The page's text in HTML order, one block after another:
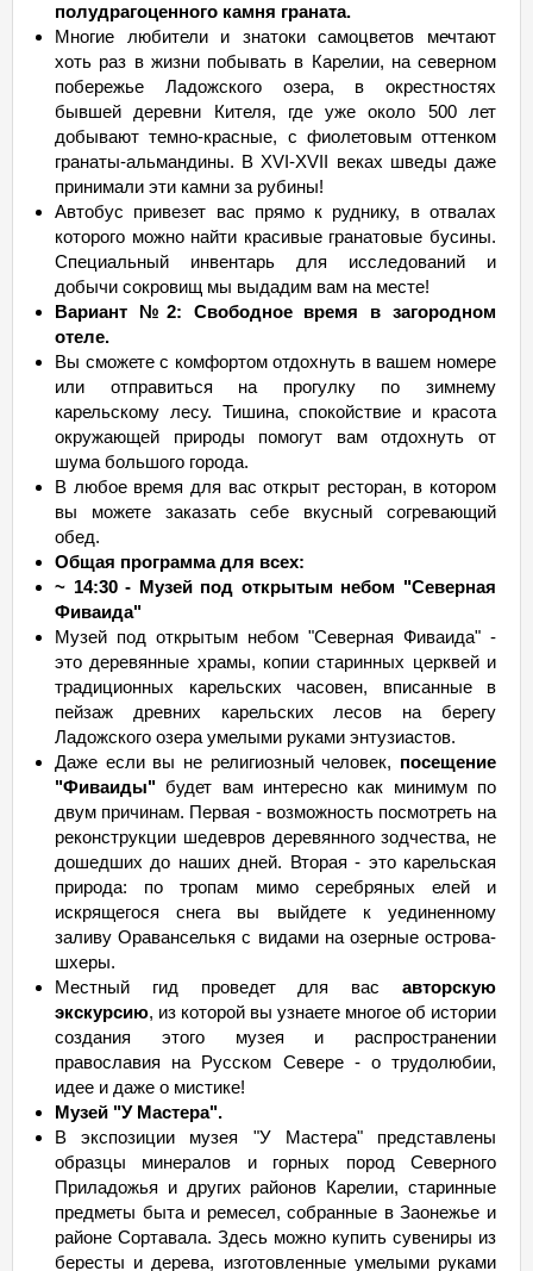
полудрагоценного камня граната.
Многие любители и знатоки самоцветов мечтают
хоть раз в жизни побывать в Карелии, на северном
побережье Ладожского озера, в окрестностях
бывшей деревни Кителя, где уже около 500 лет
добывают темно-красные, с фиолетовым оттенком
гранаты-альмандины. В XVI-XVII веках шведы даже
принимали эти камни за рубины!
Автобус привезет вас прямо к руднику, в отвалах
которого можно найти красивые гранатовые бусины.
Специальный инвентарь для исследований и
добычи сокровищ мы выдадим вам на месте!
Вариант №2: Свободное время в загородном
отеле.
Вы сможете с комфортом отдохнуть в вашем номере
или отправиться на прогулку по зимнему
карельскому лесу. Тишина, спокойствие и красота
окружающей природы помогут вам отдохнуть от
шума большого города.
В любое время для вас открыт ресторан, в котором
вы можете заказать себе вкусный согревающий
обед.
Общая программа для всех:
~ 14:30 - Музей под открытым небом "Северная
Фиваида"
Музей под открытым небом "Северная Фиваида" -
это деревянные храмы, копии старинных церквей и
традиционных карельских часовен, вписанные в
пейзаж древних карельских лесов на берегу
Ладожского озера умелыми руками энтузиастов.
Даже если вы не религиозный человек, посещение
"Фиваиды" будет вам интересно как минимум по
двум причинам. Первая - возможность посмотреть на
реконструкции шедевров деревянного зодчества, не
дошедших до наших дней. Вторая - это карельская
природа: по тропам мимо серебряных елей и
искрящегося снега вы выйдете к уединенному
заливу Ораванселькя с видами на озерные острова-
шхеры.
Местный гид проведет для вас авторскую
экскурсию, из которой вы узнаете многое об истории
создания этого музея и распространении
православия на Русском Севере - о трудолюбии,
идее и даже о мистике!
Музей "У Мастера".
В экспозиции музея "У Мастера" представлены
образцы минералов и горных пород Северного
Приладожья и других районов Карелии, старинные
предметы быта и ремесел, собранные в Заонежье и
районе Сортавала. Здесь можно купить сувениры из
бересты и дерева, изготовленные умелыми руками